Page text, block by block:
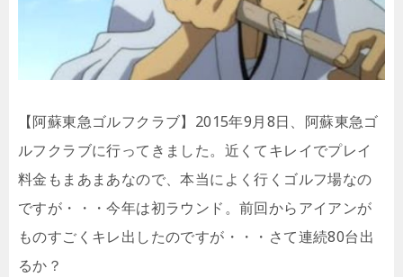
【阿蘇東急ゴルフクラブ】2015年9月8日、阿蘇東急ゴ
ルフクラブに行ってきました。近くてキレイでプレイ
料金もまあまあなので、本当によく行くゴルフ場なの
ですが・・・今年は初ラウンド。前回からアイアンが
ものすごくキレ出したのですが・・・さて連続80台出
るか？